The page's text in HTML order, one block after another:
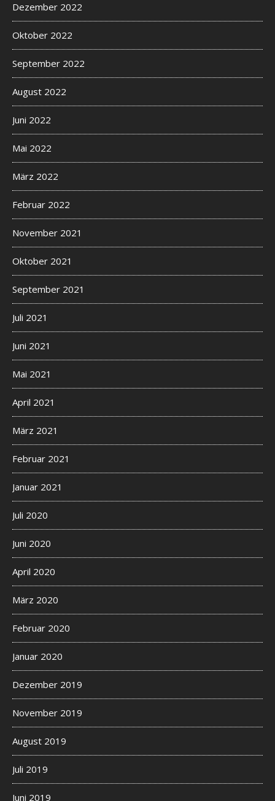
Dezember 2022
Oktober 2022
September 2022
August 2022
Juni 2022
Mai 2022
März 2022
Februar 2022
November 2021
Oktober 2021
September 2021
Juli 2021
Juni 2021
Mai 2021
April 2021
März 2021
Februar 2021
Januar 2021
Juli 2020
Juni 2020
April 2020
März 2020
Februar 2020
Januar 2020
Dezember 2019
November 2019
August 2019
Juli 2019
Juni 2019